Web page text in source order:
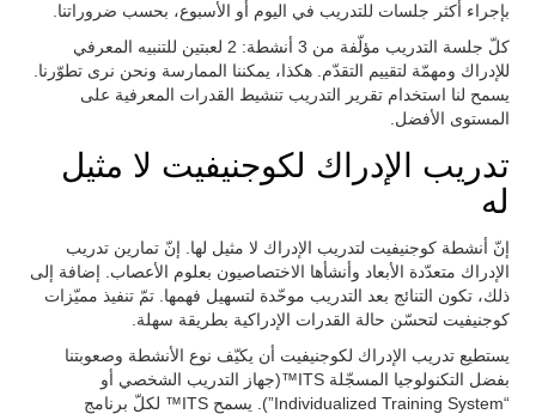
بإجراء أكثر جلسات للتدريب في اليوم أو الأسبوع، بحسب ضروراتنا.
كلّ جلسة التدريب مؤلّفة من 3 أنشطة: 2 لعبتين للتنبيه المعرفي
للإدراك ومهمّة لتقييم التقدّم. هكذا، يمكننا الممارسة ونحن نرى تطوّرنا.
يسمح لنا استخدام تقرير التدريب تنشيط القدرات المعرفية على
المستوى الأفضل.
تدريب الإدراك لكوجنيفيت لا مثيل
له
إنّ أنشطة كوجنيفيت لتدريب الإدراك لا مثيل لها. إنّ تمارين تدريب
الإدراك متعدّدة الأبعاد وأنشأها الاختصاصيون بعلوم الأعصاب. إضافة إلى
ذلك، تكون التنائج بعد التدريب موحّدة لتسهيل فهمها. تمّ تنفيذ مميّزات
كوجنيفيت لتحسّن حالة القدرات الإدراكية بطريقة سهلة.
يستطيع تدريب الإدراك لكوجنيفيت أن يكيّف نوع الأنشطة وصعوبتنا
بفضل التكنولوجيا المسجّلة ITS™(جهاز التدريب الشخصي أو
“Individualized Training System”). يسمح ITS™ لكلّ برنامج